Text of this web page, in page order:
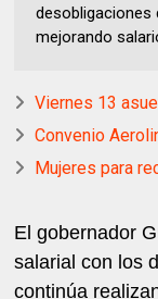
desobligaciones
mejorando
Viernes 13
Convenio
Mujeres para
El gobernador
salarial con los
continúa